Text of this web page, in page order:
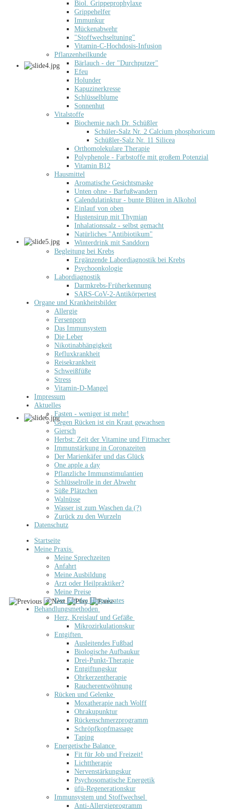
Biol. Grippeprophylaxe
Grippehelfer
Immunkur
Mückenabwehr
"Stoffwechseltuning"
Vitamin-C-Hochdosis-Infusion
Pflanzenheilkunde
Bärlauch - der "Durchputzer"
Efeu
Holunder
Kapuzinerkresse
Schlüsselblume
Sonnenhut
Vitalstoffe
Biochemie nach Dr. Schüßler
Schüler-Salz Nr. 2 Calcium phosphoricum
Schüßler-Salz Nr. 11 Silicea
Orthomolekulare Therapie
Polyphenole - Farbstoffe mit großem Potenzial
Vitamin B12
Hausmittel
Aromatische Gesichtsmaske
Unten ohne - Barfußwandern
Calendulatinktur - bunte Blüten in Alkohol
Einlauf von oben
Hustensirup mit Thymian
Inhalationssalz - selbst gemacht
Natürliches "Antibiotikum"
Winterdrink mit Sanddorn
Begleitung bei Krebs
Ergänzende Labordiagnostik bei Krebs
Psychoonkologie
Labordiagnostik
Darmkrebs-Früherkennung
SARS-CoV-2-Antikörpertest
Organe und Krankheitsbilder
Allergie
Fersenporn
Das Immunsystem
Die Leber
Nikotinabhängigkeit
Refluxkrankheit
Reisekrankheit
Schweißfüße
Stress
Vitamin-D-Mangel
Impressum
Aktuelles
Fasten - weniger ist mehr!
Gegen Rücken ist ein Kraut gewachsen
Giersch
Herbst: Zeit der Vitamine und Fitmacher
Immunstärkung in Coronazeiten
Der Marienkäfer und das Glück
One apple a day
Pflanzliche Immunstimulantien
Schlüsselrolle in der Abwehr
Süße Plätzchen
Walnüsse
Wasser ist zum Waschen da (?)
Zurück zu den Wurzeln
Datenschutz
Startseite
Meine Praxis
Meine Sprechzeiten
Anfahrt
Meine Ausbildung
Arzt oder Heilpraktiker?
Meine Preise
Der Eid des Hippokrates
Behandlungsmethoden
Herz, Kreislauf und Gefäße
Mikrozirkulationskur
Entgiften
Ausleitendes Fußbad
Biologische Aufbaukur
Drei-Punkt-Therapie
Entgiftungskur
Ohrkerzentherapie
Raucherentwöhnung
Rücken und Gelenke
Moxatherapie nach Wolff
Ohrakupunktur
Rückenschmerzprogramm
Schröpfkopfmassage
Taping
Energetische Balance
Fit für Job und Freizeit!
Lichttherapie
Nervenstärkungskur
Psychosomatische Energetik
üfü-Regenerationskur
Immunsystem und Stoffwechsel
Anti-Allergieprogramm